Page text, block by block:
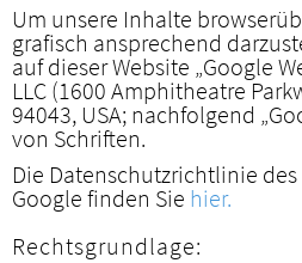
Um unsere Inhalte
grafisch ansprechend
auf dieser Website „Google
LLC (1600 Amphitheatre
94043, USA; nachfolgend
von Schriften.
Die Datenschutzrichtlinie
Google finden Sie hier.
Rechtsgrundlage: